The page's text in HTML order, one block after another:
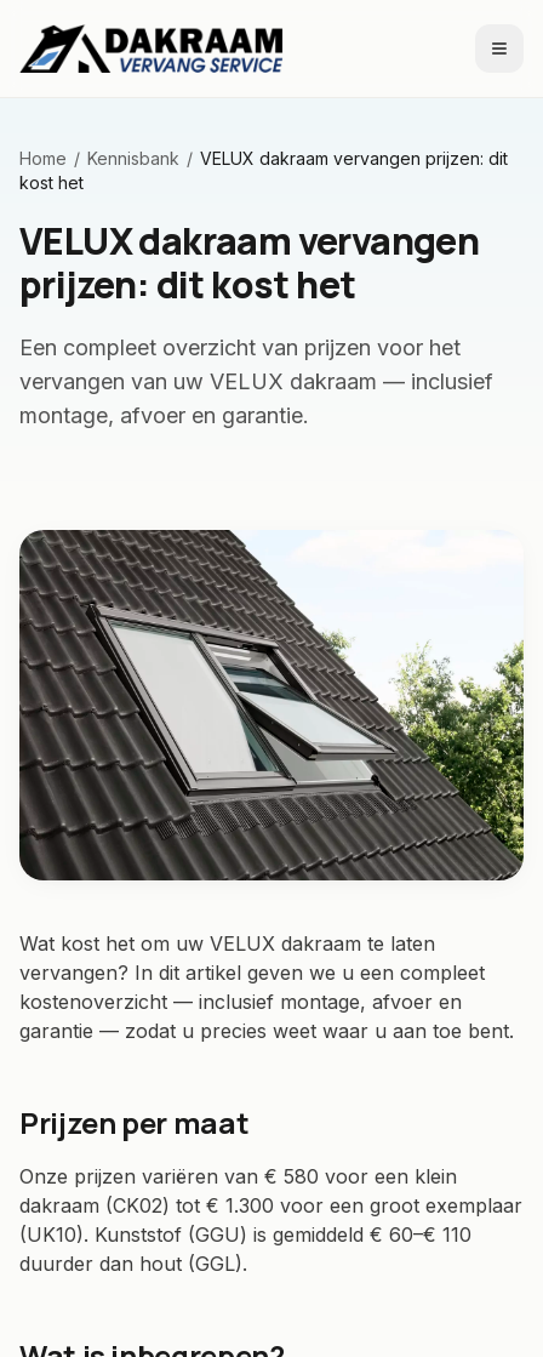
Home / Kennisbank / VELUX dakraam vervangen prijzen: dit
kost het
VELUX dakraam vervangen
prijzen: dit kost het
Een compleet overzicht van prijzen voor het
vervangen van uw VELUX dakraam — inclusief
montage, afvoer en garantie.
Wat kost het om uw VELUX dakraam te laten
vervangen? In dit artikel geven we u een compleet
kostenoverzicht — inclusief montage, afvoer en
garantie — zodat u precies weet waar u aan toe bent.
Prijzen per maat
Onze prijzen variëren van € 580 voor een klein
dakraam (CK02) tot € 1.300 voor een groot exemplaar
(UK10). Kunststof (GGU) is gemiddeld € 60–€ 110
duurder dan hout (GGL).